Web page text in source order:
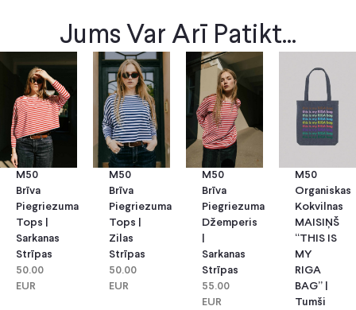
Jums Var Arī Patikt...
M50
Brīva
Piegriezuma
Tops |
Sarkanas
Strīpas
50.00
EUR
M50
Brīva
Piegriezuma
Tops |
Zilas
Strīpas
50.00
EUR
M50
Brīva
Piegriezuma
Džemperis
Sarkanas
Strīpas
55.00
EUR
M50
Organiskas
Kokvilnas
MAISIŅŠ
“THIS IS
MY
RIGA
BAG” |
Tumši